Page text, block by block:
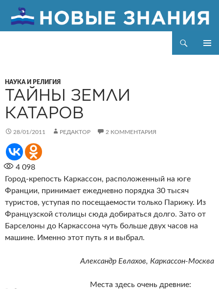
НАУКА И РЕЛИГИЯ
ТАЙНЫ ЗЕМЛИ
КАТАРОВ
28/01/2011 РЕДАКТОР 2 КОММЕНТАРИЯ
4 098
Город-крепость Каркассон, расположенный на юге
Франции, принимает ежедневно порядка 30 тысяч
туристов, уступая по посещаемости только Парижу. Из
Французской столицы сюда добираться долго. Зато от
Барселоны до Каркассона чуть больше двух часов на
машине. Именно этот путь я и выбрал.
Александр Евлахов, Каркассон-Москва
Места здесь очень древние: